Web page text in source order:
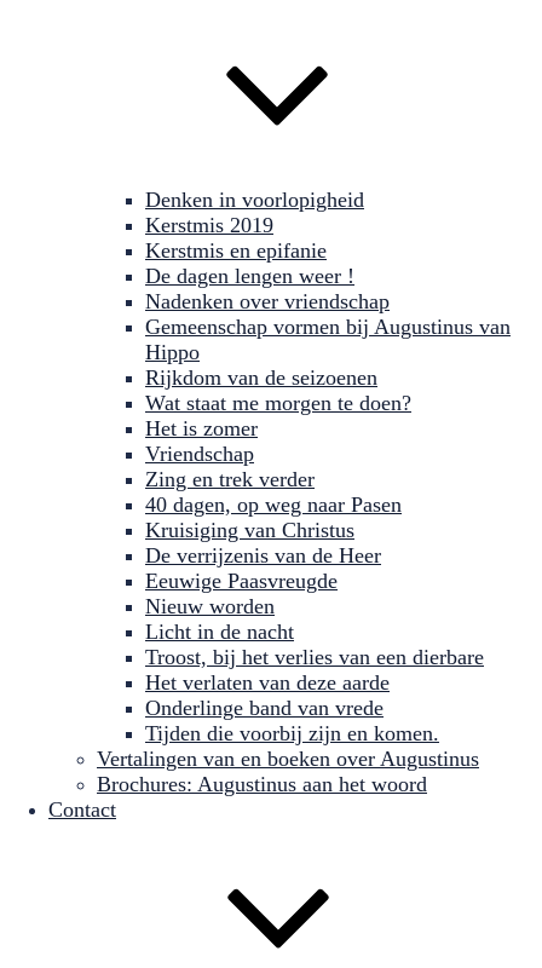
Denken in voorlopigheid
Kerstmis 2019
Kerstmis en epifanie
De dagen lengen weer !
Nadenken over vriendschap
Gemeenschap vormen bij Augustinus van
Hippo
Rijkdom van de seizoenen
Wat staat me morgen te doen?
Het is zomer
Vriendschap
Zing en trek verder
40 dagen, op weg naar Pasen
Kruisiging van Christus
De verrijzenis van de Heer
Eeuwige Paasvreugde
Nieuw worden
Licht in de nacht
Troost, bij het verlies van een dierbare
Het verlaten van deze aarde
Onderlinge band van vrede
Tijden die voorbij zijn en komen.
Vertalingen van en boeken over Augustinus
Brochures: Augustinus aan het woord
Contact